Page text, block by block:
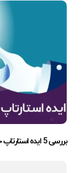
بررسی 5 ایده استارتاپ خلاقانه و پول‌ساز با هوش مصنوعی